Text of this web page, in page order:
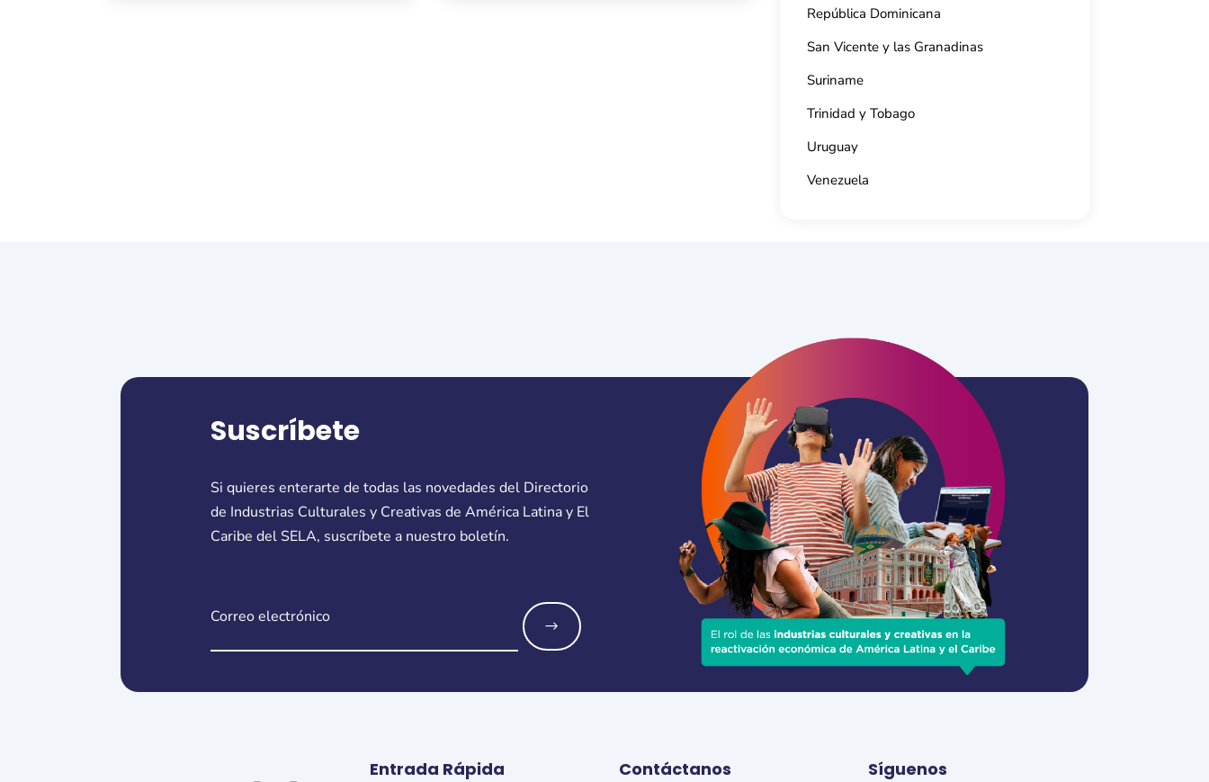
República Dominicana
San Vicente y las Granadinas
Suriname
Trinidad y Tobago
Uruguay
Venezuela
Suscríbete
Si quieres enterarte de todas las novedades del Directorio
de Industrias Culturales y Creativas de América Latina y El
Caribe del SELA, suscríbete a nuestro boletín.
o
Entrada Rápida Contáctanos Síguenos